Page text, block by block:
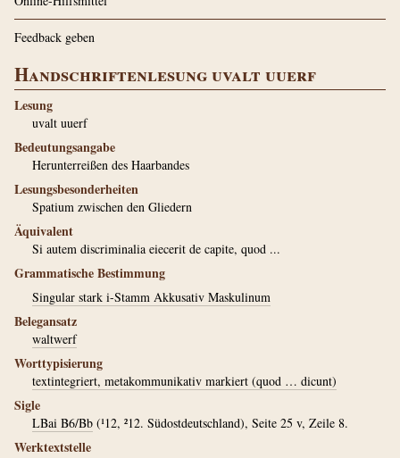
Feedback geben
Handschriftenlesung uvalt uuerf
Lesung
uvalt uuerf
Bedeutungsangabe
Herunterreißen des Haarbandes
Lesungsbesonderheiten
Spatium zwischen den Gliedern
Äquivalent
Si autem discriminalia eiecerit de capite, quod ...
Grammatische Bestimmung
Singular stark i-Stamm Akkusativ Maskulinum
Belegansatz
waltwerf
Worttypisierung
textintegriert, metakommunikativ markiert (quod … dicunt)
Sigle
LBai B6/Bb (¹12, ²12. Südostdeutschland), Seite 25 v, Zeile 8.
Werktextstelle